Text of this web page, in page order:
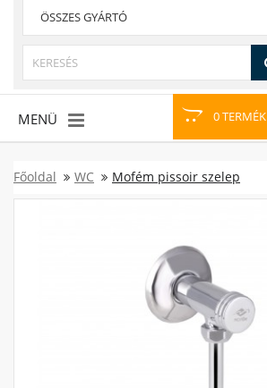
0 TERMÉK
MENÜ
Főoldal WC Mofém pissoir szelep